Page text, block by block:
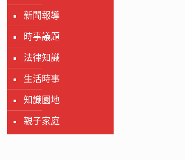
新聞報導
時事議題
法律知識
生活時事
知識園地
親子家庭